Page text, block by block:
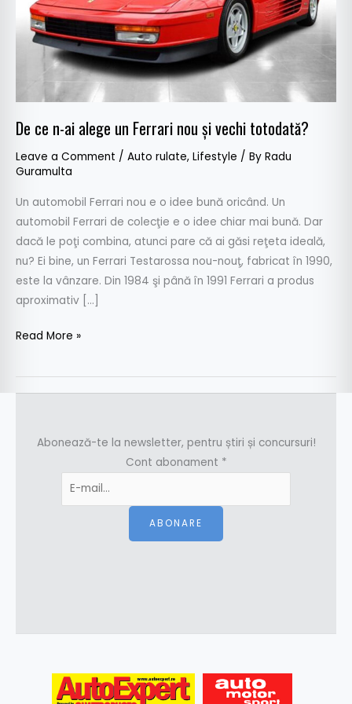
De ce n-ai alege un Ferrari nou şi vechi totodată?
Leave a Comment / Auto rulate, Lifestyle / By Radu
Guramulta
Un automobil Ferrari nou e o idee bună oricând. Un
automobil Ferrari de colecţie e o idee chiar mai bună. Dar
dacă le poţi combina, atunci pare că ai găsi reţeta ideală,
nu? Ei bine, un Ferrari Testarossa nou-nouţ, fabricat în 1990,
este la vânzare. Din 1984 şi până în 1991 Ferrari a produs
aproximativ […]
nou
vechi
totodată?
Read More »
Abonează-te la newsletter, pentru știri și concursuri!
Cont abonament *
ABONARE